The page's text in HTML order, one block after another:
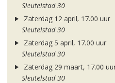
Sleutelstad 30
Zaterdag 12 april, 17.00 uur
Sleutelstad 30
Zaterdag 5 april, 17.00 uur
Sleutelstad 30
Zaterdag 29 maart, 17.00
Sleutelstad 30